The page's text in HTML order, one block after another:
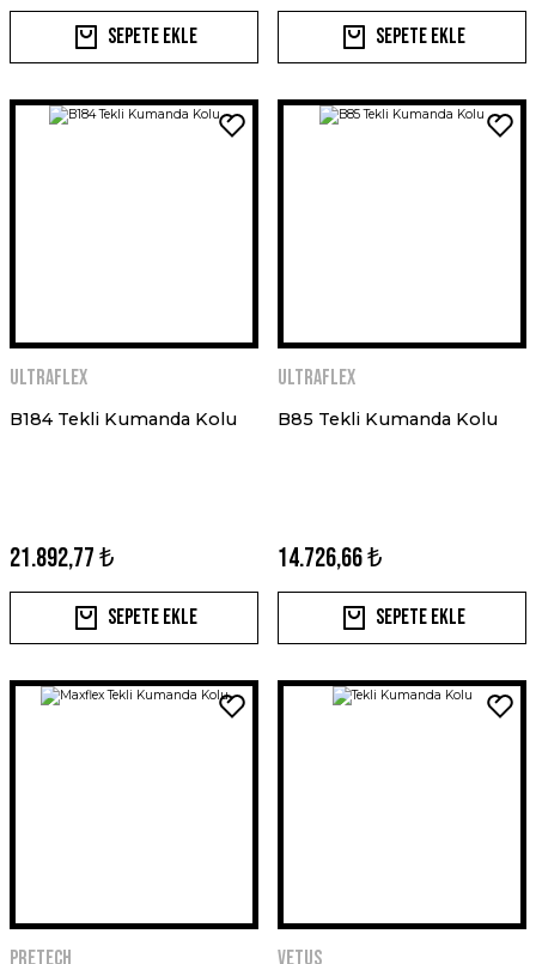
Sepete Ekle Sepete Ekle
ULTRAFLEX
B184 Tekli Kumanda Kolu
21.892,77 ₺
Sepete Ekle
ULTRAFLEX
B85 Tekli Kumanda Kolu
14.726,66 ₺
Sepete Ekle
PRETECH VETUS